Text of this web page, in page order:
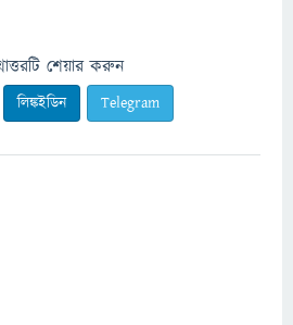
শেয়ার করুন
লিঙ্কইডিন Telegram